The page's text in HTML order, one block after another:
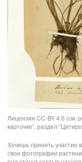
Лицензия CC-BY 4.0 (см.
карточке", раздел
Хочешь принять участие
свои фотографии